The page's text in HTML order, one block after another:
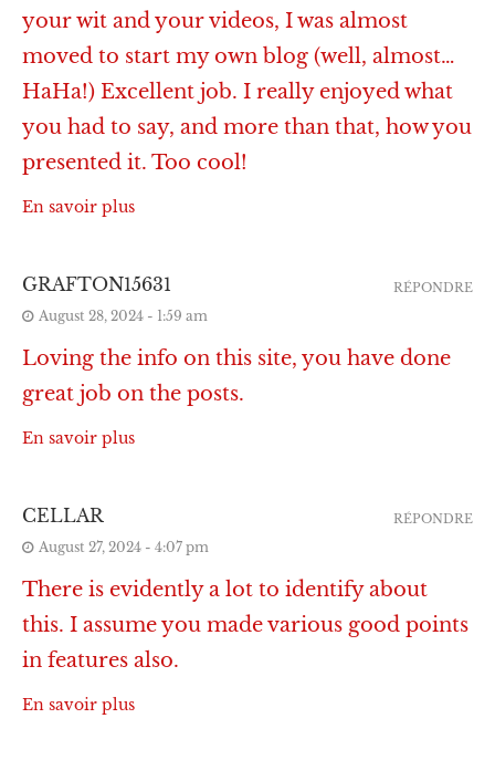
your wit and your videos, I was almost
moved to start my own blog (well, almost…
HaHa!) Excellent job. I really enjoyed what
you had to say, and more than that, how you
presented it. Too cool!
En savoir plus
GRAFTON15631
August 28, 2024 - 1:59 am
Loving the info on this site, you have done
great job on the posts.
En savoir plus
RÉPONDRE
CELLAR
August 27, 2024 - 4:07 pm
There is evidently a lot to identify about
this. I assume you made various good points
in features also.
En savoir plus
RÉPONDRE